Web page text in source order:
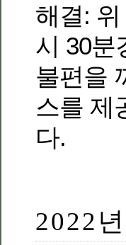
해결:
시 30분
불편을
스를 제
다.
2022